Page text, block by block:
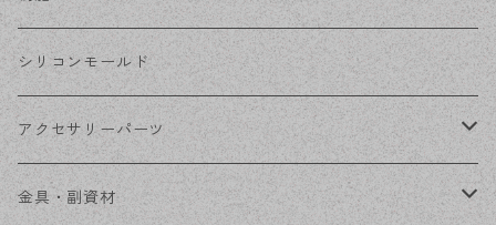
ステンレス・ゴールド
ノンホールピアス
ステンレスイヤリング
ステンレスチェーン
ステンレス金具
シリコンモールド
アクセサリーパーツ
デザイン丸カン
金具・副資材